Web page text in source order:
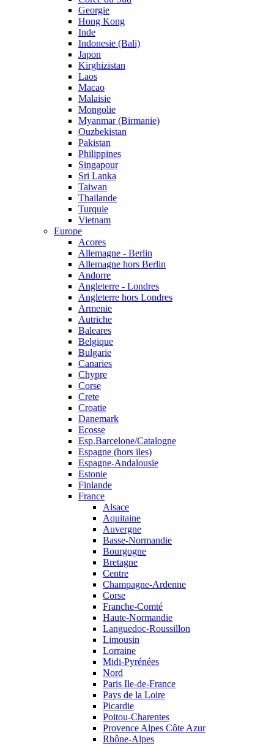
Georgie
Hong Kong
Inde
Indonesie (Bali)
Japon
Kirghizistan
Laos
Macao
Malaisie
Mongolie
Myanmar (Birmanie)
Ouzbekistan
Pakistan
Philippines
Singapour
Sri Lanka
Taiwan
Thailande
Turquie
Vietnam
Europe
Acores
Allemagne - Berlin
Allemagne hors Berlin
Andorre
Angleterre - Londres
Angleterre hors Londres
Armenie
Autriche
Baleares
Belgique
Bulgarie
Canaries
Chypre
Corse
Crete
Croatie
Danemark
Ecosse
Esp.Barcelone/Catalogne
Espagne (hors iles)
Espagne-Andalousie
Estonie
Finlande
France
Alsace
Aquitaine
Auvergne
Basse-Normandie
Bourgogne
Bretagne
Centre
Champagne-Ardenne
Corse
Franche-Comté
Haute-Normandie
Languedoc-Roussillon
Limousin
Lorraine
Midi-Pyrénées
Nord
Paris Ile-de-France
Pays de la Loire
Picardie
Poitou-Charentes
Provence Alpes Côte Azur
Rhône-Alpes